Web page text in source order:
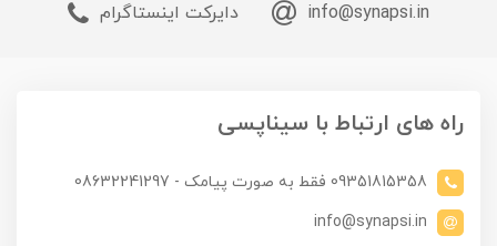
info@synapsi.in دایرکت اینستاگرام
راه های ارتباط با سیناپسی
09351815358 فقط به صورت پیامک - 08632241297
info@synapsi.in